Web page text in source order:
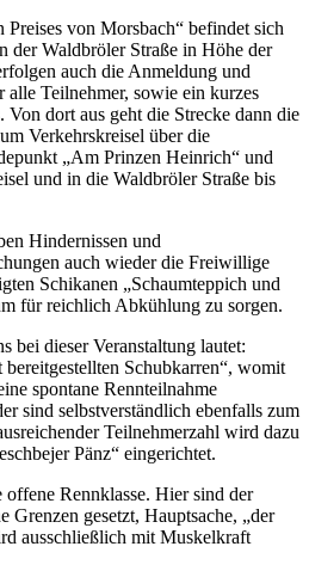
Preises von Morsbach“ befindet sich
der Waldbröler Straße in Höhe der
auch die Anmeldung und
alle Teilnehmer, sowie ein kurzes
dort aus geht die Strecke dann die
Verkehrskreisel über die
„Am Prinzen Heinrich“ und
und in die Waldbröler Straße bis
Hindernissen und
auch wieder die Freiwillige
Schikanen „Schaumteppich und
für reichlich Abkühlung zu sorgen.
bei dieser Veranstaltung lautet:
Schubkarren“, womit
spontane Rennteilnahme
sind selbstverständlich ebenfalls zum
Teilnehmerzahl wird dazu
Pänz“ eingerichtet.
Rennklasse. Hier sind der
Grenzen gesetzt, Hauptsache, „der
ausschließlich mit Muskelkraft